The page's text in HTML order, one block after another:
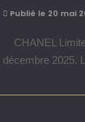
Publié le 20 mai
CHANEL
décembre 2025.